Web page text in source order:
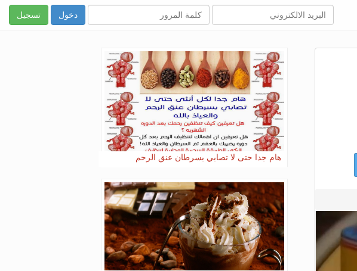
تسجيل
هام جدا حتى لا تصابي بسرطان عنق الرحم